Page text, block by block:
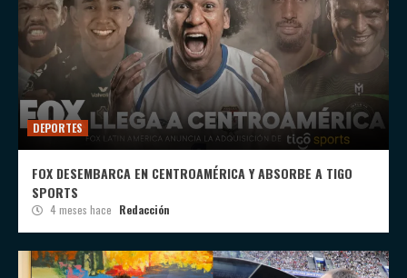
DEPORTES
FOX DESEMBARCA EN CENTROAMÉRICA Y ABSORBE A TIGO
SPORTS
4 meses hace Redacción